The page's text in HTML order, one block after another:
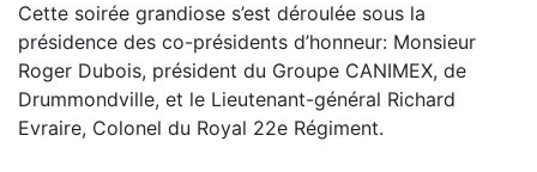
Cette soirée grandiose s’est déroulée sous la
présidence des co-présidents d’honneur: Monsieur
Roger Dubois, président du Groupe CANIMEX, de
Drummondville, et le Lieutenant-général Richard
Evraire, Colonel du Royal 22e Régiment.